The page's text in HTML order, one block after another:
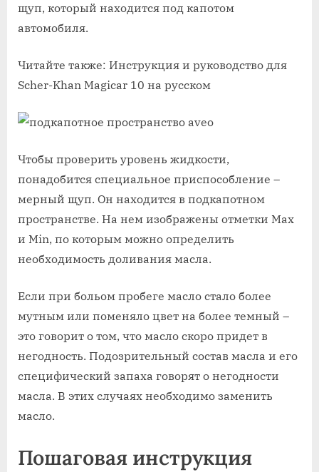
щуп, который находится под капотом
автомобиля.
Читайте также: Инструкция и руководство для
Scher-Khan Magicar 10 на русском
Чтобы проверить уровень жидкости,
понадобится специальное приспособление –
мерный щуп. Он находится в подкапотном
пространстве. На нем изображены отметки Max
и Min, по которым можно определить
необходимость доливания масла.
Если при больом пробеге масло стало более
мутным или поменяло цвет на более темный –
это говорит о том, что масло скоро придет в
негодность. Подозрительный состав масла и его
специфический запаха говорят о негодности
масла. В этих случаях необходимо заменить
масло.
Пошаговая инструкция